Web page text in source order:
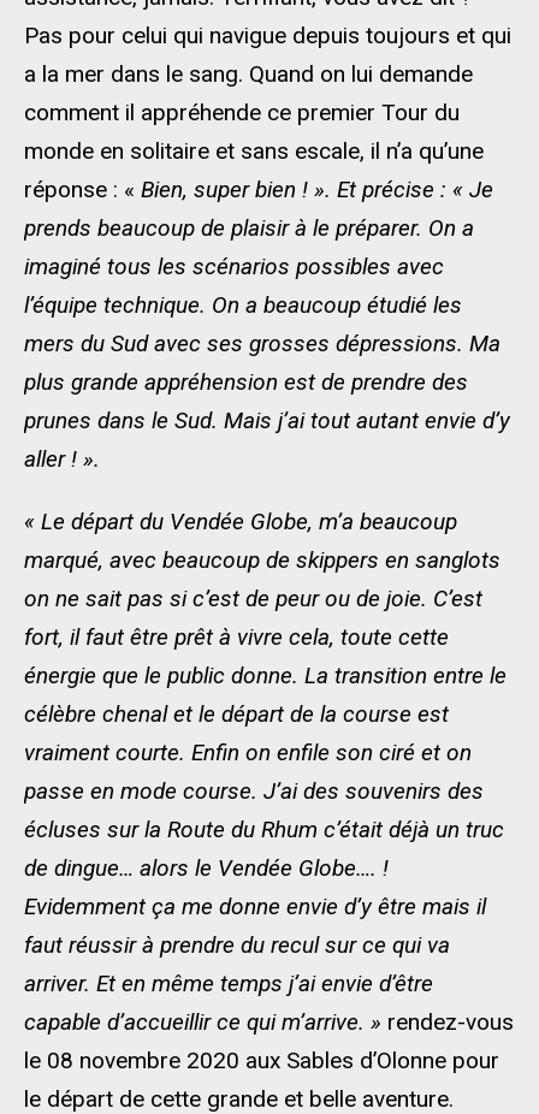
Pas pour celui qui navigue depuis toujours et qui
a la mer dans le sang. Quand on lui demande
comment il appréhende ce premier Tour du
monde en solitaire et sans escale, il n’a qu’une
réponse : « Bien, super bien ! ». Et précise : « Je
prends beaucoup de plaisir à le préparer. On a
imaginé tous les scénarios possibles avec
l’équipe technique. On a beaucoup étudié les
mers du Sud avec ses grosses dépressions. Ma
plus grande appréhension est de prendre des
prunes dans le Sud. Mais j’ai tout autant envie d’y
aller ! ».
« Le départ du Vendée Globe, m’a beaucoup
marqué, avec beaucoup de skippers en sanglots
on ne sait pas si c’est de peur ou de joie. C’est
fort, il faut être prêt à vivre cela, toute cette
énergie que le public donne. La transition entre le
célèbre chenal et le départ de la course est
vraiment courte. Enfin on enfile son ciré et on
passe en mode course. J’ai des souvenirs des
écluses sur la Route du Rhum c’était déjà un truc
de dingue… alors le Vendée Globe…. !
Evidemment ça me donne envie d’y être mais il
faut réussir à prendre du recul sur ce qui va
arriver. Et en même temps j’ai envie d’être
capable d’accueillir ce qui m’arrive. » rendez-vous
le 08 novembre 2020 aux Sables d’Olonne pour
le départ de cette grande et belle aventure.